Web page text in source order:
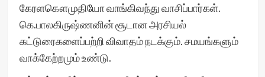
கேரளகௌமுதியோ வாங்கிவந்து வாசிப்பார்கள்.
கெ.பாலகிருஷ்ணனின் சூடான அரசியல்
கட்டுரைகளைப்பற்றி விவாதம் நடக்கும். சமயங்களும்
வாக்கேற்றமும் உண்டு.